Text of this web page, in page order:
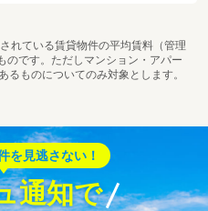
れている賃貸物件の平均賃料（管理
のです。ただしマンション・アパー
るものについてのみ対象とします。
を見逃さない！
通知で